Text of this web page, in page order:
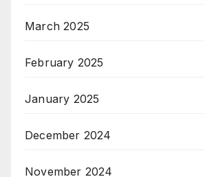
March 2025
February 2025
January 2025
December 2024
November 2024